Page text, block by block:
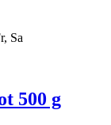
Sa
500 g